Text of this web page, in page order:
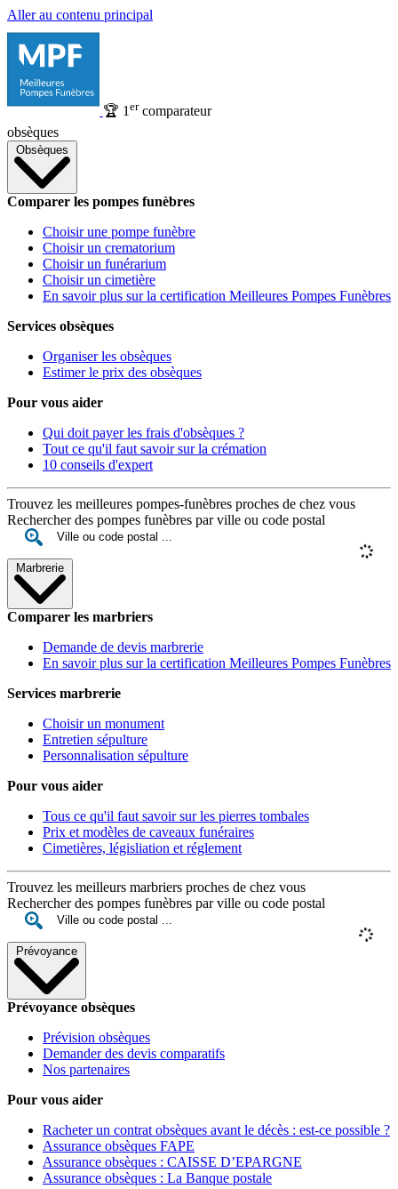
Aller au contenu principal
🏆 1 ercomparateur
obsèques
Obsèques
Comparer les pompes funèbres
Choisir une pompe funèbre
Choisir un crematorium
Choisir un funérarium
Choisir un cimetière
En savoir plus sur la certification Meilleures Pompes Funèbres
Services obsèques
Organiser les obsèques
Estimer le prix des obsèques
Pour vous aider
Qui doit payer les frais d'obsèques ?
Tout ce qu'il faut savoir sur la crémation
10 conseils d'expert
Trouvez les meilleures pompes-funèbres proches de chez vous
Rechercher des pompes funèbres par ville ou code postal
Marbrerie
Comparer les marbriers
Demande de devis marbrerie
En savoir plus sur la certification Meilleures Pompes Funèbres
Services marbrerie
Choisir un monument
Entretien sépulture
Personnalisation sépulture
Pour vous aider
Tous ce qu'il faut savoir sur les pierres tombales
Prix et modèles de caveaux funéraires
Cimetières, législiation et réglement
Trouvez les meilleurs marbriers proches de chez vous
Rechercher des pompes funèbres par ville ou code postal
Prévoyance
Prévoyance obsèques
Prévision obsèques
Demander des devis comparatifs
Nos partenaires
Pour vous aider
Racheter un contrat obsèques avant le décès : est-ce possible ?
Assurance obsèques FAPE
Assurance obsèques : CAISSE D’EPARGNE
Assurance obsèques : La Banque postale